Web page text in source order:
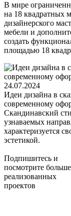
В мире
на 18 квадратных
дизайнерского
мебели и
создать
площадью 18
24.07.2024
Идеи дизайна в
современному
Скандинавский
узнаваемых
характеризуется
эстетикой.
Подпишитесь и
посмотрите больше
реализованных
проектов